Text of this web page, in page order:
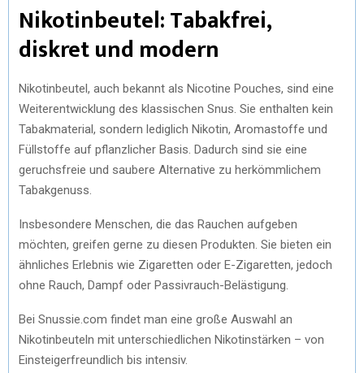
Nikotinbeutel: Tabakfrei,
diskret und modern
Nikotinbeutel, auch bekannt als Nicotine Pouches, sind eine
Weiterentwicklung des klassischen Snus. Sie enthalten kein
Tabakmaterial, sondern lediglich Nikotin, Aromastoffe und
Füllstoffe auf pflanzlicher Basis. Dadurch sind sie eine
geruchsfreie und saubere Alternative zu herkömmlichem
Tabakgenuss.
Insbesondere Menschen, die das Rauchen aufgeben
möchten, greifen gerne zu diesen Produkten. Sie bieten ein
ähnliches Erlebnis wie Zigaretten oder E-Zigaretten, jedoch
ohne Rauch, Dampf oder Passivrauch-Belästigung.
Bei Snussie.com findet man eine große Auswahl an
Nikotinbeuteln mit unterschiedlichen Nikotinstärken – von
Einsteigerfreundlich bis intensiv.